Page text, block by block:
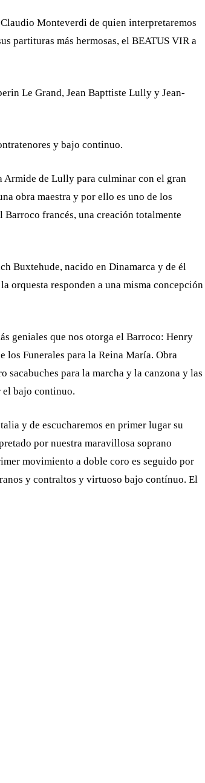
Monteverdi de quien interpretaremos
partituras más hermosas, el BEATUS VIR a
Le Grand, Jean Bapttiste Lully y Jean-
y bajo continuo.
Armide de Lully para culminar con el gran
obra maestra y por ello es uno de los
francés, una creación totalmente
Buxtehude, nacido en Dinamarca y de él
orquesta responden a una misma concepción
geniales que nos otorga el Barroco: Henry
los Funerales para la Reina María. Obra
para la marcha y la canzona y las
el bajo continuo.
y de escucharemos en primer lugar su
por nuestra maravillosa soprano
movimiento a doble coro es seguido por
y contraltos y virtuoso bajo contínuo. El